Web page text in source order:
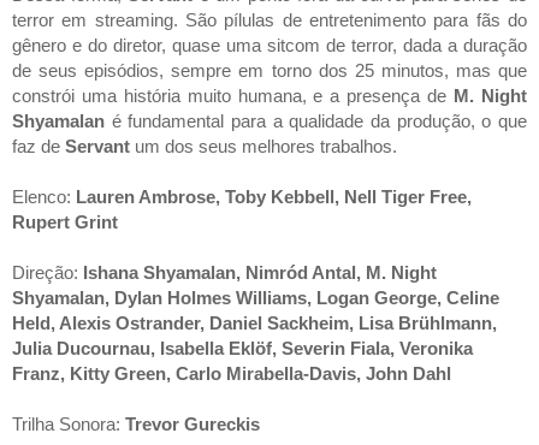
terror em streaming. São pílulas de entretenimento para fãs do
gênero e do diretor, quase uma sitcom de terror, dada a duração
de seus episódios, sempre em torno dos 25 minutos, mas que
constrói uma história muito humana, e a presença de M. Night
Shyamalan é fundamental para a qualidade da produção, o que
faz de Servant um dos seus melhores trabalhos.
Elenco: Lauren Ambrose, Toby Kebbell, Nell Tiger Free,
Rupert Grint
Direção: Ishana Shyamalan, Nimród Antal, M. Night
Shyamalan, Dylan Holmes Williams, Logan George, Celine
Held, Alexis Ostrander, Daniel Sackheim, Lisa Brühlmann,
Julia Ducournau, Isabella Eklöf, Severin Fiala, Veronika
Franz, Kitty Green, Carlo Mirabella-Davis, John Dahl
Trilha Sonora: Trevor Gureckis